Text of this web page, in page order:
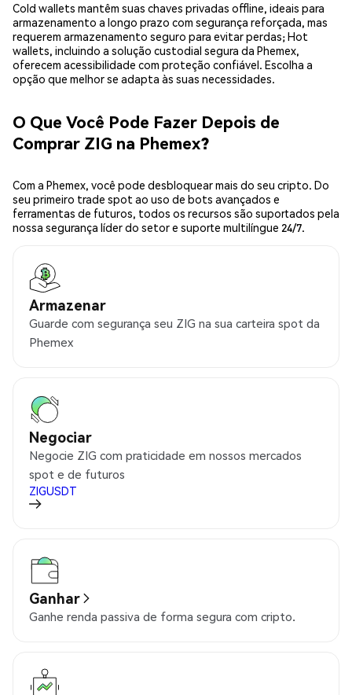
Cold wallets mantêm suas chaves privadas offline, ideais para
armazenamento a longo prazo com segurança reforçada, mas
requerem armazenamento seguro para evitar perdas; Hot
wallets, incluindo a solução custodial segura da Phemex,
oferecem acessibilidade com proteção confiável. Escolha a
opção que melhor se adapta às suas necessidades.
O Que Você Pode Fazer Depois de
Comprar ZIG na Phemex?
Com a Phemex, você pode desbloquear mais do seu cripto. Do
seu primeiro trade spot ao uso de bots avançados e
ferramentas de futuros, todos os recursos são suportados pela
nossa segurança líder do setor e suporte multilíngue 24/7.
Armazenar
Guarde com segurança seu ZIG na sua carteira spot da
Phemex
Negociar
Negocie ZIG com praticidade em nossos mercados
spot e de futuros
ZIGUSDT
Ganhar
Ganhe renda passiva de forma segura com cripto.